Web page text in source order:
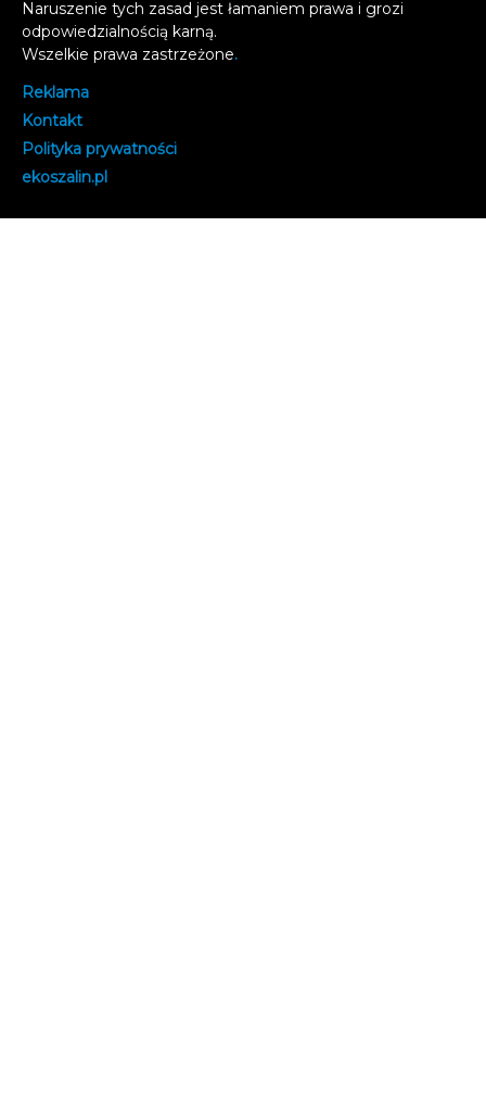
Naruszenie tych zasad jest łamaniem prawa i grozi
odpowiedzialnością karną.
Wszelkie prawa zastrzeżone.
Reklama
Kontakt
Polityka prywatności
ekoszalin.pl